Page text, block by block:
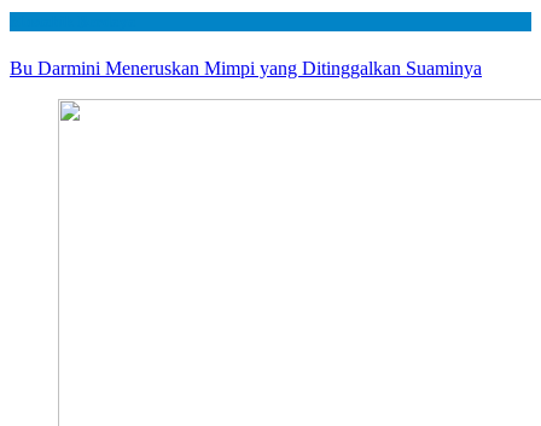
Bu Darmini Meneruskan Mimpi yang Ditinggalkan Suaminya